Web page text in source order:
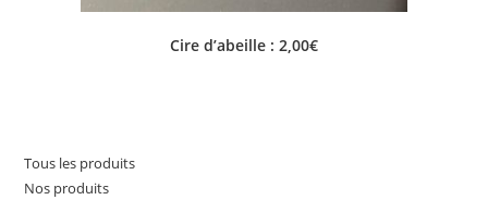
Cire d’abeille : 2,00€
Tous les produits
Nos produits